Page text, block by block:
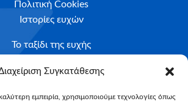
Συγκατάθεσης
εμπειρία, χρησιμοποιούμε τεχνολογίες όπως
Πολιτική Cookies
Ιστορίες ευχών
Το ταξίδι της ευχής
Καταλληλότητας
Υποβολή Αιτήματος